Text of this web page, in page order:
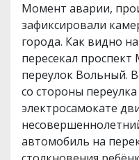
Момент аварии,
зафиксировали
города. Как видно
пересекал
переулок Вольный.
со стороны
электросамокате
автомобиль на